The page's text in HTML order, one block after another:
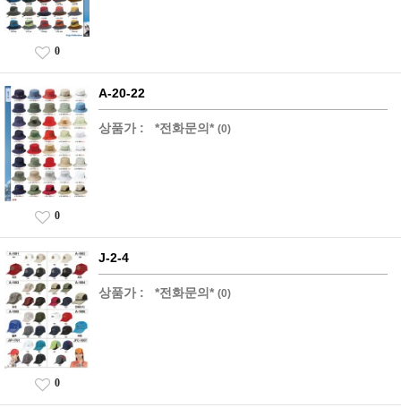
0
A-20-22
상품가 : *전화문의* (0)
0
J-2-4
상품가 : *전화문의* (0)
0